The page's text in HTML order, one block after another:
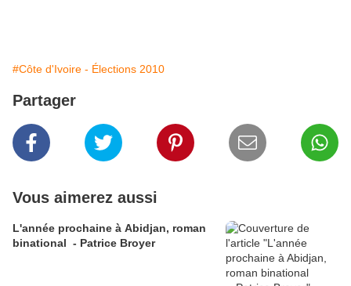
#Côte d'Ivoire - Élections 2010
Partager
Vous aimerez aussi
L'année prochaine à Abidjan, roman
binational - Patrice Broyer